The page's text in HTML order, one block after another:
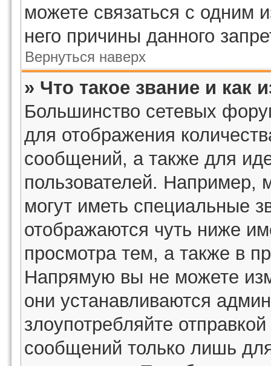
можете связаться с одним
него причины данного
Вернуться наверх
» Что такое звание и как
Большинство сетевых
для отображения
сообщений, а также для
пользователей. Например,
могут иметь специальные
отображаются чуть ниже
просмотра тем, а также в
Напрямую вы не можете
они устанавливаются
злоупотребляйте
сообщений только лишь